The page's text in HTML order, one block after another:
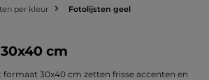
per kleur Fotolijsten geel
cm
formaat 30x40 cm zetten frisse accenten en